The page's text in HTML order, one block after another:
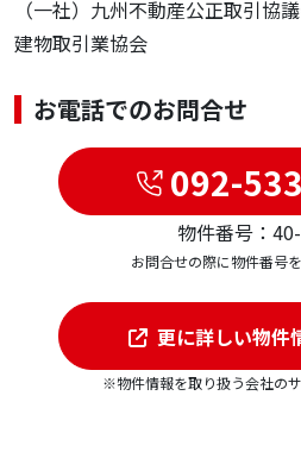
（一社）九州不動産公正取引協
建物取引業協会
お電話でのお問合せ
092-
物件番号：
お問合せの際に物件番号
更に詳しい物件
※物件情報を取り扱う会社のサ